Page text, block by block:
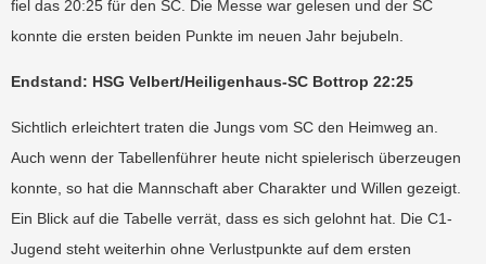
fiel das 20:25 für den SC. Die Messe war gelesen und der SC
konnte die ersten beiden Punkte im neuen Jahr bejubeln.
Endstand: HSG Velbert/Heiligenhaus-SC Bottrop 22:25
Sichtlich erleichtert traten die Jungs vom SC den Heimweg an.
Auch wenn der Tabellenführer heute nicht spielerisch überzeugen
konnte, so hat die Mannschaft aber Charakter und Willen gezeigt.
Ein Blick auf die Tabelle verrät, dass es sich gelohnt hat. Die C1-
Jugend steht weiterhin ohne Verlustpunkte auf dem ersten